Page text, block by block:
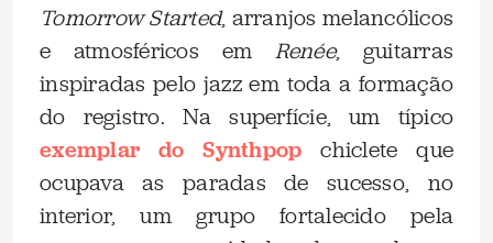
Tomorrow Started, arranjos melancólicos
e atmosféricos em Renée, guitarras
inspiradas pelo jazz em toda a formação
do registro. Na superfície, um típico
exemplar do Synthpop chiclete que
ocupava as paradas de sucesso, no
interior, um grupo fortalecido pela